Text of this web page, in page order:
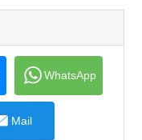
WhatsApp
Mail